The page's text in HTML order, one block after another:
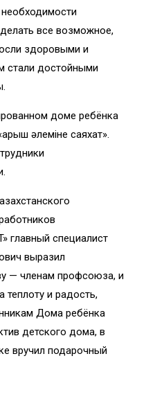
все возможное,
здоровыми и
стали достойными
доме ребёнка
әлеміне саяхат».
главный специалист
выразил
— членам профсоюза, и
теплоту и радость,
Дома ребёнка
детского дома, в
вручил подарочный